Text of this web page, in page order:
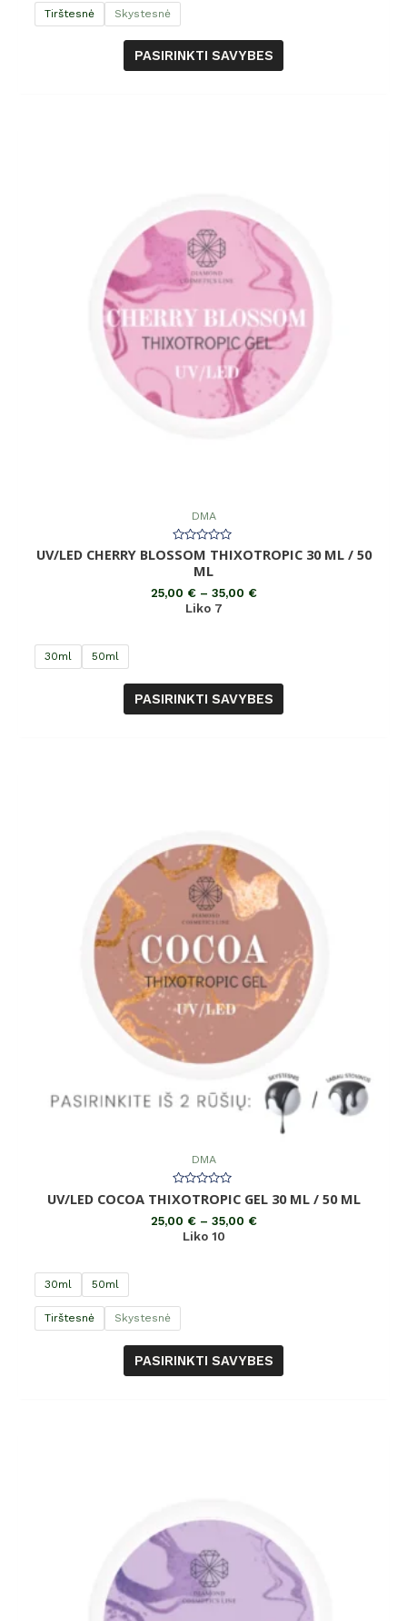
Tirštesnė Skystesnė
PASIRINKTI SAVYBES
DMA
Įvertinimas:
0
UV/LED CHERRY BLOSSOM THIXOTROPIC 30 ML / 50
ML
25,00 €– 35,00 €
Liko 7
30ml 50ml
PASIRINKTI SAVYBES
DMA
Įvertinimas:
0
iš
5
UV/LED COCOA THIXOTROPIC GEL 30 ML / 50 ML
25,00 €– 35,00 €
Liko 10
30ml 50ml
Tirštesnė Skystesnė
PASIRINKTI SAVYBES